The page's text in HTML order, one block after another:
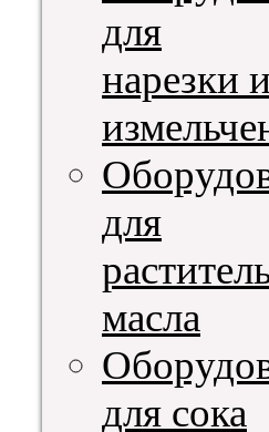
для
нарезки и
для
масла
для сока